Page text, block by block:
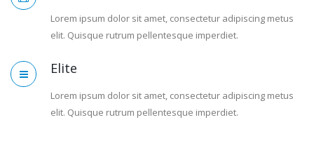
Lorem ipsum dolor sit amet, consectetur adipiscing metus
elit. Quisque rutrum pellentesque imperdiet.
Elite
Lorem ipsum dolor sit amet, consectetur adipiscing metus
elit. Quisque rutrum pellentesque imperdiet.